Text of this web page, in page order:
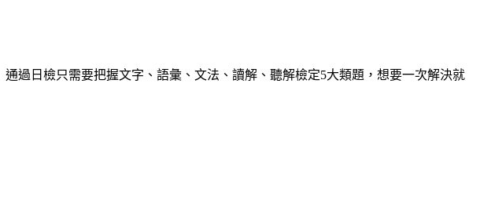
過日檢只需要把握文字、語彙、文法、讀解、聽解檢定5大類題，想要一次解決就